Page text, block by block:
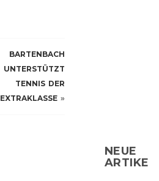
BARTENBACH
UNTERSTÜTZT
TENNIS DER
EXTRAKLASSE»
NEUE
ARTIKEL